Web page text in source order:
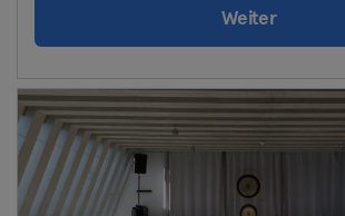
Weiter